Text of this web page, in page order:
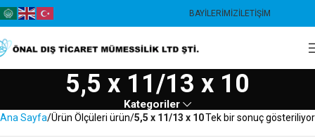
BAYILERIMIZİLETIŞIM
5,5 x 11/13 x 10
Kategoriler
Ana Sayfa Ürün Ölçüleri ürün 5,5 x 11/13 x 10Tek bir sonuç gösteriliyor